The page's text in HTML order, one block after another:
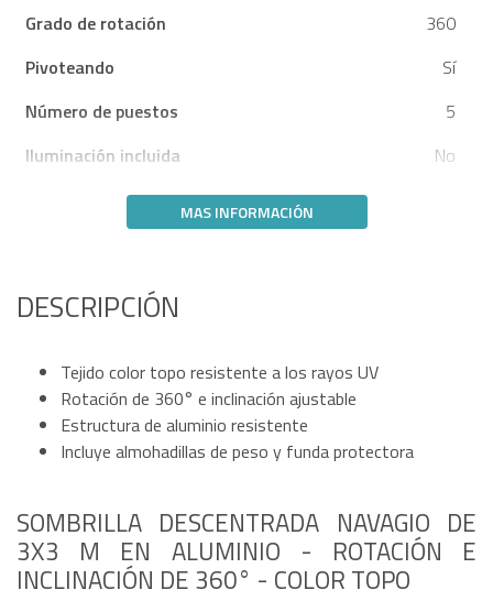
Grado de rotación
360
Pivoteando
Sí
Número de puestos
5
Iluminación incluida
No
MAS INFORMACIÓN
DESCRIPCIÓN
Tejido color topo resistente a los rayos UV
Rotación de 360° e inclinación ajustable
Estructura de aluminio resistente
Incluye almohadillas de peso y funda protectora
SOMBRILLA DESCENTRADA NAVAGIO DE
3X3 M EN ALUMINIO - ROTACIÓN E
INCLINACIÓN DE 360° - COLOR TOPO